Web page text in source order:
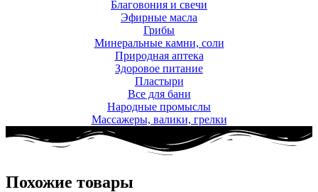
Благовония и свечи
Эфирные масла
Грибы
Минеральные камни, соли
Природная аптека
Здоровое питание
Пластыри
Все для бани
Народные промыслы
Массажеры, валики, грелки​
Похожие товары